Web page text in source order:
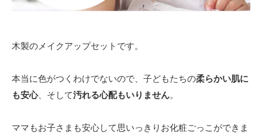
木製のメイクアップセットです。
本当に色がつくわけでないので、子どもたちの柔らかい肌に
も安心、そして汚れる心配もいりません。
ママもお子さまも安心して思いっきりお化粧ごっこができま